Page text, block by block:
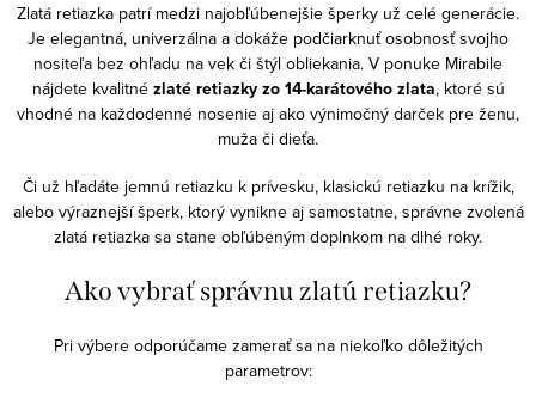
c
p
k
Zlatá retiazka patrí medzi najobľúbenejšie šperky už celé generácie.
Je elegantná, univerzálna a dokáže podčiarknuť osobnosť svojho
nositeľa bez ohľadu na vek či štýl obliekania. V ponuke Mirabile
nájdete kvalitné zlaté retiazky zo 14-karátového zlata, ktoré sú
vhodné na každodenné nosenie aj ako výnimočný darček pre ženu,
muža či dieťa.
Či už hľadáte jemnú retiazku k prívesku, klasickú retiazku na krížik,
alebo výraznejší šperk, ktorý vynikne aj samostatne, správne zvolená
zlatá retiazka sa stane obľúbeným doplnkom na dlhé roky.
Ako vybrať správnu zlatú retiazku?
Pri výbere odporúčame zamerať sa na niekoľko dôležitých
parametrov: